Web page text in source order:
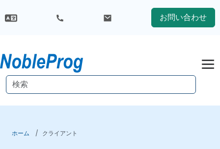
お問い合わせ
ホーム クライアント